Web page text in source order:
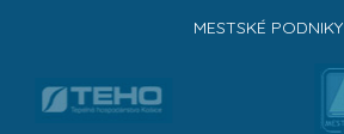
MESTSKÉ PODNIKY